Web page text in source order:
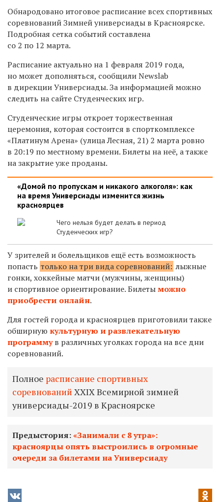
Обнародовано итоговое расписание всех спортивных
соревнований Зимней универсиады в Красноярске.
Подробная сетка событий составлена
со 2 по 12 марта.
Расписание актуально на 1 февраля 2019 года,
но может дополняться, сообщили Newslab
в дирекции Универсиады. За информацией можно
следить на сайте Студенческих игр.
Студенческие игры откроет торжественная
церемония, которая состоится в спорткомплексе
«Платинум Арена» (улица Лесная, 21) 2 марта ровно
в 20:19 по местному времени. Билеты на неё, а также
на закрытие уже проданы.
«Домой по пропускам и никакого алкоголя»: как
на время Универсиады изменится жизнь
красноярцев
Чего нельзя будет делать в период
Студенческих игр?
У зрителей и болельщиков ещё есть возможность
попасть только на три вида соревнований: лыжные
гонки, хоккейные матчи (мужчины, женщины)
и спортивное ориентирование. Билетыможно
приобрести онлайн.
Для гостей города и красноярцев приготовили также
обширную культурную и развлекательную
программув различных уголках города на все дни
соревнований.
Полное расписание спортивных
соревнований XXIX Всемирной зимней
универсиады-2019 в Красноярске
Предыстория:«Занимали с 8 утра»:
красноярцы опять выстроились в огромные
очереди за билетами на Универсиаду